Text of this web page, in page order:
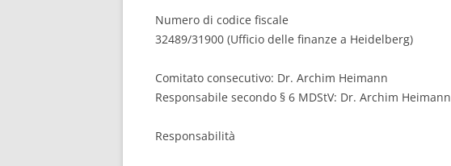
Numero di codice fiscale
32489/31900 (Ufficio delle finanze a Heidelberg)
Comitato consecutivo: Dr. Archim Heimann
Responsabile secondo § 6 MDStV: Dr. Archim Heimann
Responsabilità